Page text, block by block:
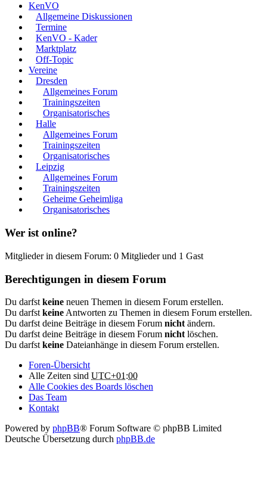
KenVO
Allgemeine Diskussionen
Termine
KenVO - Kader
Marktplatz
Off-Topic
Vereine
Dresden
Allgemeines Forum
Trainingszeiten
Organisatorisches
Halle
Allgemeines Forum
Trainingszeiten
Organisatorisches
Leipzig
Allgemeines Forum
Trainingszeiten
Geheime Geheimliga
Organisatorisches
Wer ist online?
Mitglieder in diesem Forum: 0 Mitglieder und 1 Gast
Berechtigungen in diesem Forum
Du darfst keine neuen Themen in diesem Forum erstellen.
Du darfst keine Antworten zu Themen in diesem Forum erstellen.
Du darfst deine Beiträge in diesem Forum nicht ändern.
Du darfst deine Beiträge in diesem Forum nicht löschen.
Du darfst keine Dateianhänge in diesem Forum erstellen.
Foren-Übersicht
Alle Zeiten sind UTC+01:00
Alle Cookies des Boards löschen
Das Team
Kontakt
Powered by phpBB® Forum Software © phpBB Limited
Deutsche Übersetzung durch phpBB.de